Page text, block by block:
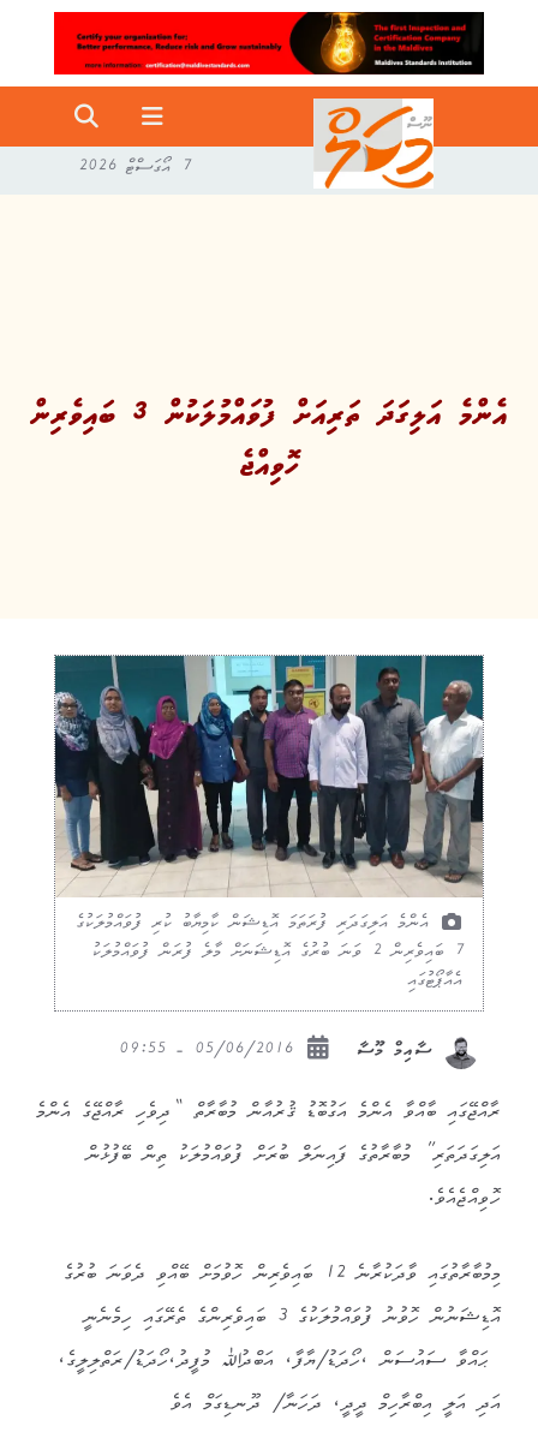
7 އޯގަސްޓް 2026
އެންމެ އަލިގަދަ ތަރިއަށް ފުވައްމުލަކުން 3 ބައިވެރިން
ހޮވިއްޖެ
އެންމެ އަލިގަދަރި ފުރަތަމަ އޮޑިޝަން ކާމިޔާބު ކުރި ފުވައްމުލަކުގެ
7 ބައިވެރިން 2 ވަނަ ބުރުގެ އޮޑިޝަނަށް މާލެ ފުރަން ފުވައްމުލަކު
އެއާޕޯޓުގައި
ސާއިމް މޫސާ
ރާއްޖޭގައި ބާއްވާ އެންމެ އަގުބޮޑު ޤުރުއާން މުބާރާތް “ދިވެހި ރާއްޖޭގެ އެންމެ
އަލިގަދަތަރި” މުބާރާތުގެ ފައިނަލް ބުރަށް ފުވައްމުލަކު ތިން ބޭފުޅުން
ހޮވިއްޖެއެވެ.
މިމުބާރާތުގައި ވާދަކުރާނެ 12 ބައިވެރިން ހޮވުމަށް ބޭއްވި ދެވަނަ ބުރުގެ
އޮޑިޝަނުން ހޮވުނު ފުވައްމުލަކުގެ 3 ބައިވެރިންގެ ތެރޭގައި ހިމެނެނީ
ޙައްވާ ސައުސަން ،ހޯދަޑު/ޔާފާ، އަބްދުﷲ މުފީދު،ހޯދަޑު/ރަތްލިލީގެ،
އަދި އަލީ އިބްރާހިމް ދީދީ، ދަހަނާ/ ދޫނޑިގަމްއެވެ